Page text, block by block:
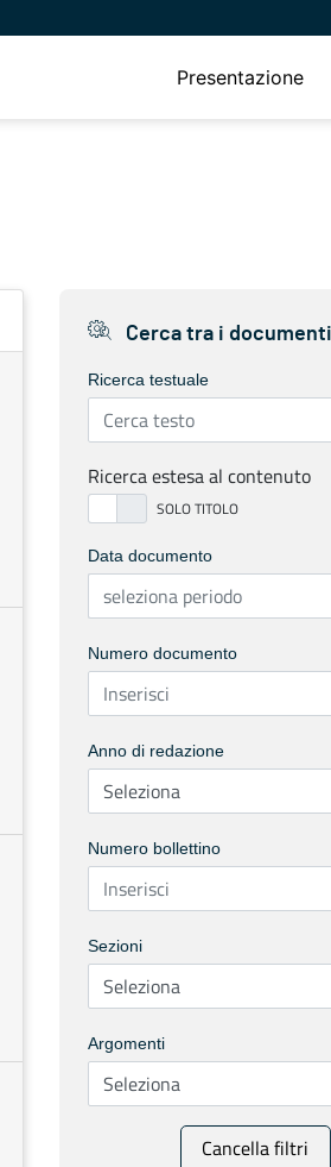
Presentazione
Cerca tra i documenti
Ricerca testuale
Ricerca estesa al contenuto
Data documento
Numero documento
Anno di redazione
Numero bollettino
Sezioni
Argomenti
Cancella filtri